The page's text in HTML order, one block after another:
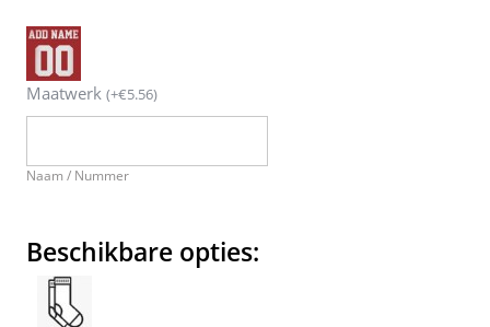
Maatwerk (+€5.56)
Naam / Nummer
Beschikbare opties: